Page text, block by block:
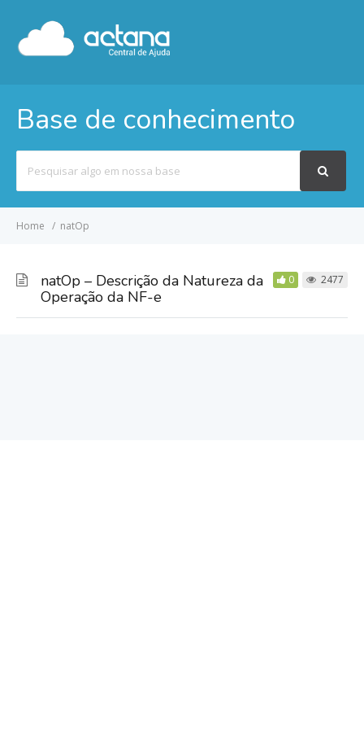
Base de conhecimento
por
Home natOp
natOp – Descrição da Natureza da
Operação da NF-e
0 2477